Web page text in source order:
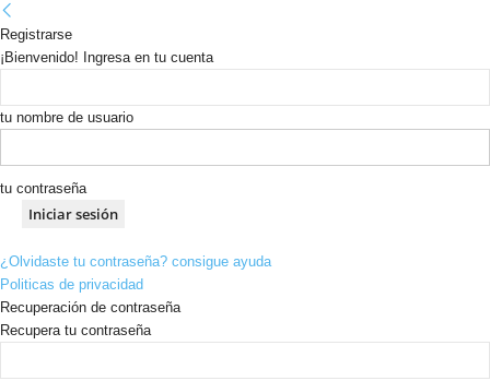
Registrarse
¡Bienvenido! Ingresa en tu cuenta
tu nombre de usuario
tu contraseña
¿Olvidaste tu contraseña? consigue ayuda
Politicas de privacidad
Recuperación de contraseña
Recupera tu contraseña